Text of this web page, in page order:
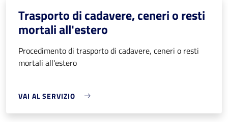
Trasporto di cadavere, ceneri o resti
mortali all'estero
Procedimento di trasporto di cadavere, ceneri o resti
mortali all'estero
VAI AL SERVIZIO